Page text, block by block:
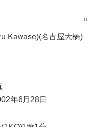
Kawase)(名古屋大橋)
年6月28日